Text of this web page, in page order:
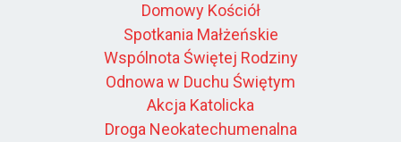
Domowy Kościół
Spotkania Małżeńskie
Wspólnota Świętej Rodziny
Odnowa w Duchu Świętym
Akcja Katolicka
Droga Neokatechumenalna